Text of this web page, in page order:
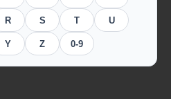
R S T U
Y Z 0-9